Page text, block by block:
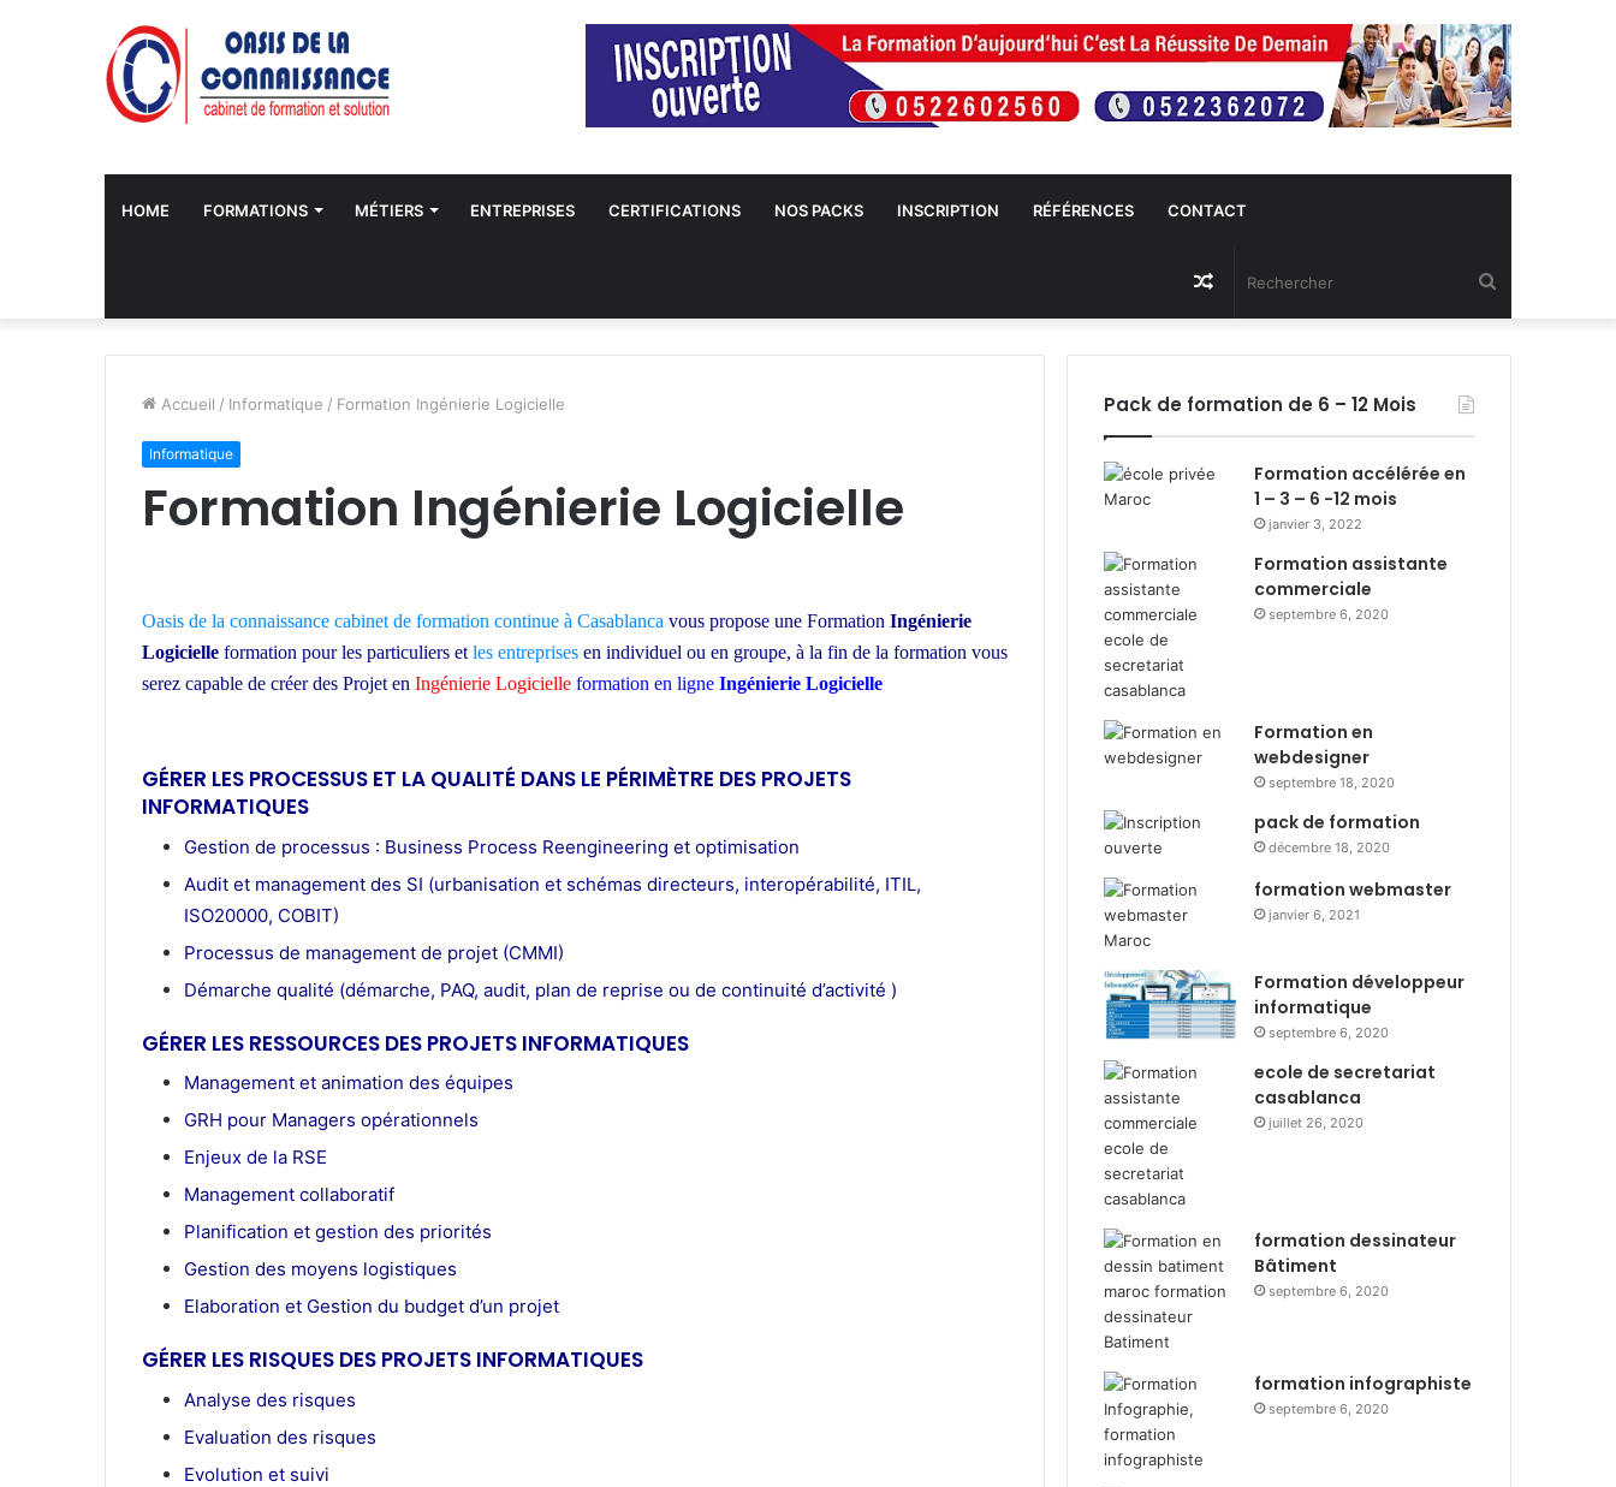
HOME FORMATIONS MÉTIERS ENTREPRISES CERTIFICATIONS NOS PACKS INSCRIPTION RÉFÉRENCES CONTACT
Article
Aléatoire
Accueil / Informatique / Formation Ingénierie Logicielle
Informatique
Formation Ingénierie Logicielle
Oasis de la connaissance cabinet de formation continue à Casablanca vous propose une Formation Ingénierie
Logicielle formation pour les particuliers et les entreprises en individuel ou en groupe, à la fin de la formation vous
serez capable de créer des Projet en Ingénierie Logicielle formation en ligne Ingénierie Logicielle
GÉRER LES PROCESSUS ET LA QUALITÉ DANS LE PÉRIMÈTRE DES PROJETS
INFORMATIQUES
Gestion de processus : Business Process Reengineering et optimisation
Audit et management des SI (urbanisation et schémas directeurs, interopérabilité, ITIL,
ISO20000, COBIT)
Processus de management de projet (CMMI)
Démarche qualité (démarche, PAQ, audit, plan de reprise ou de continuité d’activité )
GÉRER LES RESSOURCES DES PROJETS INFORMATIQUES
Management et animation des équipes
GRH pour Managers opérationnels
Enjeux de la RSE
Management collaboratif
Planification et gestion des priorités
Gestion des moyens logistiques
Elaboration et Gestion du budget d’un projet
GÉRER LES RISQUES DES PROJETS INFORMATIQUES
Analyse des risques
Evaluation des risques
Evolution et suivi
Pack de formation de 6 – 12 Mois
Formation accélérée en
1 – 3 – 6 -12 mois
janvier 3, 2022
Formation assistante
commerciale
septembre 6, 2020
Formation en
webdesigner
septembre 18, 2020
pack de formation
décembre 18, 2020
formation webmaster
janvier 6, 2021
Formation développeur
informatique
septembre 6, 2020
ecole de secretariat
casablanca
juillet 26, 2020
formation dessinateur
Bâtiment
septembre 6, 2020
formation infographiste
septembre 6, 2020